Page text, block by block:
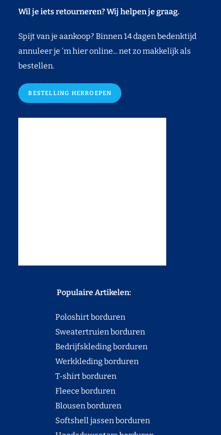
Wil je iets retourneren? Wij helpen je graag.
Spijt van je aankoop? Binnen 14 dagen bedenktijd
annuleer je 'm hier online... net zo makkelijk als
bestellen.
BESTELLING HERROEPEN
Populaire Artikelen:
Poloshirt borduren
Sweatertruien borduren
Bedrijfskleding borduren
Werkkleding borduren
T-shirt borduren
Fleece borduren
Blousen borduren
Softshell jassen borduren